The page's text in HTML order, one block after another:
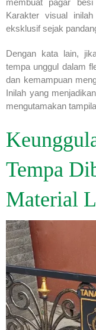
Karakter visual
eksklusif sejak
Dengan kata lain,
tempa unggul dalam
dan kemampuan
Inilah yang
mengutamakan
Tempa
Material